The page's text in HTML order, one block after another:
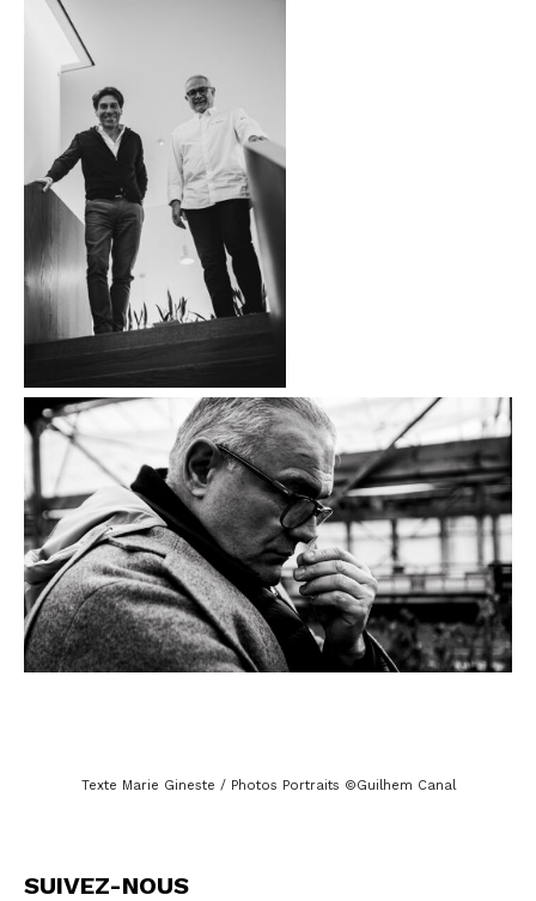
Texte Marie Gineste / Photos Portraits ©Guilhem Canal
SUIVEZ-NOUS